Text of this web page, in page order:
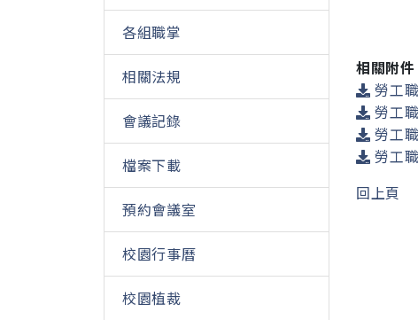
各組職掌
相關法規
會議記錄
檔案下載
預約會議室
校園行事曆
校園植裁
相關附件
勞工
勞工
勞工
勞工
回上頁